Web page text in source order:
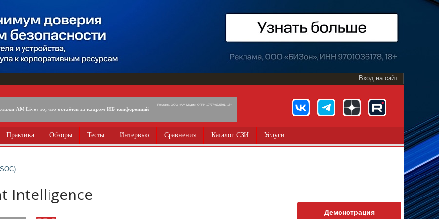
Вход на сайт
AM Live: то, что остаётся за кадром ИБ-конференций
Реклама. ООО «АМ Медиа» ОГРН 1077746725891, 18+
Практика Обзоры Тесты Интервью Сравнения Каталог СЗИ Услуги
Intelligence
Демонстрация